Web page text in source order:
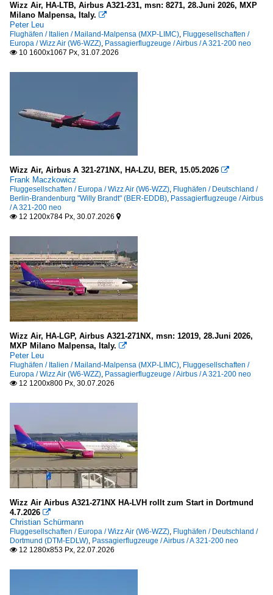
Eindhoven (EIN-EHEH)
Maastricht-Aachen (MST-EHBK)
Schweiz
Geneve (GVA)
Spanien
Tschechien
Prag "Václav-Havel" (PRG-LKPR)
Ungarn
Budapest (BUD)
Passagierflugzeuge
Airbus
A 321-200 neo
A 330-
Wizz Air, HA-LTB, Airbus A321-231, msn: 8271, 28.Juni 2026, MXP
Milano Malpensa, Italy. 
Peter Leu
Flughäfen / Italien / Mailand-Malpensa (MXP-LIMC), Fluggesellschaften /
Europa / Wizz Air (W6-WZZ), Passagierflugzeuge / Airbus / A 321-200 neo
 10 1600x1067 Px, 31.07.2026
Wizz Air, Airbus A 321-271NX, HA-LZU, BER, 15.05.2026 
Frank Maczkowicz
Fluggesellschaften / Europa / Wizz Air (W6-WZZ), Flughäfen / Deutschland /
Berlin-Brandenburg "Willy Brandt" (BER-EDDB), Passagierflugzeuge / Airbus
/ A 321-200 neo
 12 1200x784 Px, 30.07.2026 
Wizz Air, HA-LGP, Airbus A321-271NX, msn: 12019, 28.Juni 2026,
MXP Milano Malpensa, Italy. 
Peter Leu
Flughäfen / Italien / Mailand-Malpensa (MXP-LIMC), Fluggesellschaften /
Europa / Wizz Air (W6-WZZ), Passagierflugzeuge / Airbus / A 321-200 neo
 12 1200x800 Px, 30.07.2026
Wizz Air Airbus A321-271NX HA-LVH rollt zum Start in Dortmund
4.7.2026 
Christian Schürmann
Fluggesellschaften / Europa / Wizz Air (W6-WZZ), Flughäfen / Deutschland /
Dortmund (DTM-EDLW), Passagierflugzeuge / Airbus / A 321-200 neo
 12 1280x853 Px, 22.07.2026